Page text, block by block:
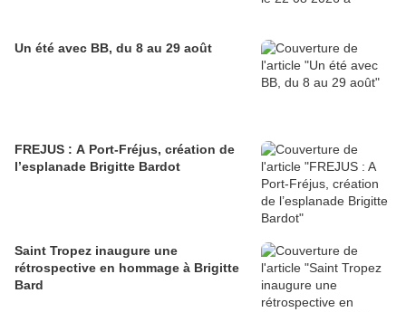
Un été avec BB, du 8 au 29 août
FREJUS : A Port-Fréjus, création de
l’esplanade Brigitte Bardot
Saint Tropez inaugure une
rétrospective en hommage à Brigitte
Bard